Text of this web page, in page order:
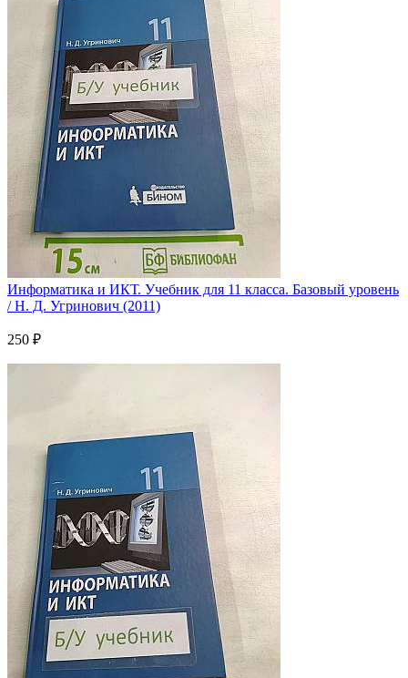
Информатика и ИКТ. Учебник для 11 класса. Базовый уровень
/ Н. Д. Угринович (2011)
250 ₽